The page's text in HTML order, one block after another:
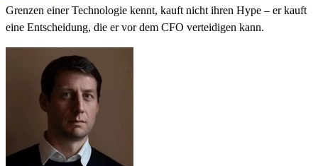
Grenzen einer Technologie kennt, kauft nicht ihren Hype – er kauft
eine Entscheidung, die er vor dem CFO verteidigen kann.